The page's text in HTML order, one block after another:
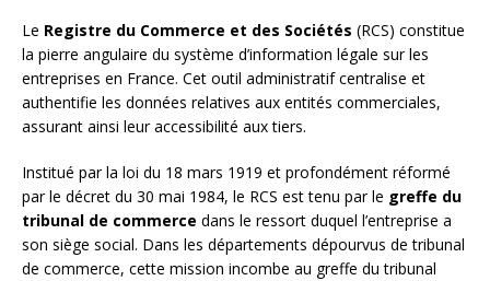
Le Registre du Commerce et des Sociétés (RCS) constitue
la pierre angulaire du système d’information légale sur les
entreprises en France. Cet outil administratif centralise et
authentifie les données relatives aux entités commerciales,
assurant ainsi leur accessibilité aux tiers.
Institué par la loi du 18 mars 1919 et profondément réformé
par le décret du 30 mai 1984, le RCS est tenu par le greffe du
tribunal de commerce dans le ressort duquel l’entreprise a
son siège social. Dans les départements dépourvus de tribunal
de commerce, cette mission incombe au greffe du tribunal